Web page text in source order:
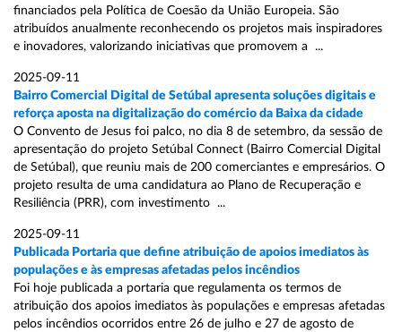
financiados pela Política de Coesão da União Europeia. São
atribuídos anualmente reconhecendo os projetos mais inspiradores
e inovadores, valorizando iniciativas que promovem a ...
2025-09-11
Bairro Comercial Digital de Setúbal apresenta soluções digitais e
reforça aposta na digitalização do comércio da Baixa da cidade
O Convento de Jesus foi palco, no dia 8 de setembro, da sessão de
apresentação do projeto Setúbal Connect (Bairro Comercial Digital
de Setúbal), que reuniu mais de 200 comerciantes e empresários. O
projeto resulta de uma candidatura ao Plano de Recuperação e
Resiliência (PRR), com investimento ...
2025-09-11
Publicada Portaria que define atribuição de apoios imediatos às
populações e às empresas afetadas pelos incêndios
Foi hoje publicada a portaria que regulamenta os termos de
atribuição dos apoios imediatos às populações e empresas afetadas
pelos incêndios ocorridos entre 26 de julho e 27 de agosto de